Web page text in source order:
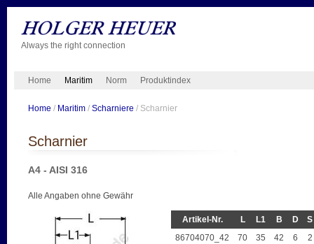
Always the right connection
Home Maritim Norm Produktindex
Home / Maritim/ Scharniere / Scharnier
Scharnier
A4 - AISI 316
Alle Angaben ohne Gewähr
Artikel-Nr. L L1 B D
S
86704070_42
70 35 42 6 2